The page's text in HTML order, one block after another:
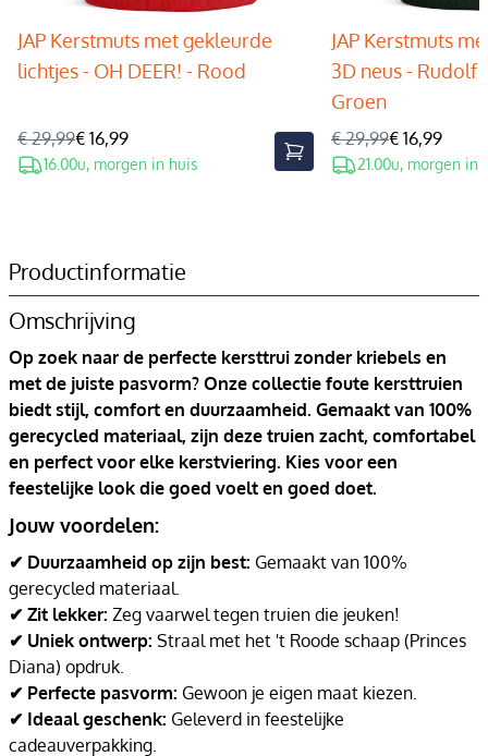
JAP Kerstmuts met gekleurde
lichtjes - OH DEER! - Rood
€ 29,99€ 16,99
16.00u, morgen in huis
JAP Kerstmuts
3D neus - Rudolf
Groen
€ 29,99€ 16,99
21.00u, morgen in
Productinformatie
Omschrijving
Op zoek naar de perfecte kersttrui zonder kriebels en
met de juiste pasvorm? Onze collectie foute kersttruien
biedt stijl, comfort en duurzaamheid. Gemaakt van 100%
gerecycled materiaal, zijn deze truien zacht, comfortabel
en perfect voor elke kerstviering. Kies voor een
feestelijke look die goed voelt en goed doet.
Jouw voordelen:
✔ Duurzaamheid op zijn best: Gemaakt van 100%
gerecycled materiaal.
✔ Zit lekker: Zeg vaarwel tegen truien die jeuken!
✔ Uniek ontwerp: Straal met het 't Roode schaap (Princes
Diana) opdruk.
✔ Perfecte pasvorm: Gewoon je eigen maat kiezen.
✔ Ideaal geschenk: Geleverd in feestelijke
cadeauverpakking.